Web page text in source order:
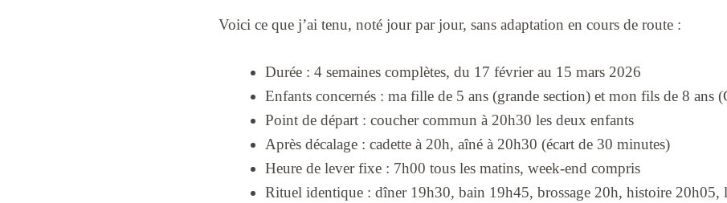
Voici ce que j’ai tenu, noté jour par jour, sans adaptation en cours de route :
Durée : 4 semaines complètes, du 17 février au 15 mars 2026
Enfants concernés : ma fille de 5 ans (grande section) et mon fils de 8 ans
Point de départ : coucher commun à 20h30 les deux enfants
Après décalage : cadette à 20h, aîné à 20h30 (écart de 30 minutes)
Heure de lever fixe : 7h00 tous les matins, week-end compris
Rituel identique : dîner 19h30, bain 19h45, brossage 20h, histoire 20h05,